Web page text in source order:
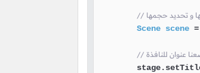
Scene scene =
عنوان للنافذة